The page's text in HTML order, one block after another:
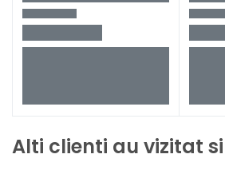
Alti clienti au vizitat si